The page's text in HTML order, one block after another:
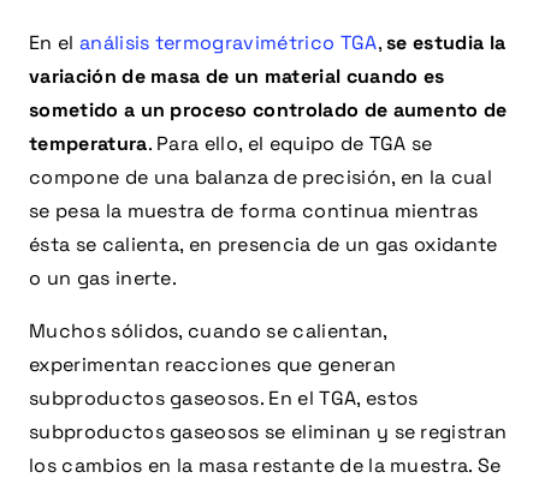
En el análisis termogravimétrico TGA,se estudia la
variación de masa de un material cuando es
sometido a un proceso controlado de aumento de
temperatura. Para ello, el equipo de TGA se
compone de una balanza de precisión, en la cual
se pesa la muestra de forma continua mientras
ésta se calienta, en presencia de un gas oxidante
o un gas inerte.
Muchos sólidos, cuando se calientan,
experimentan reacciones que generan
subproductos gaseosos. En el TGA, estos
subproductos gaseosos se eliminan y se registran
los cambios en la masa restante de la muestra. Se